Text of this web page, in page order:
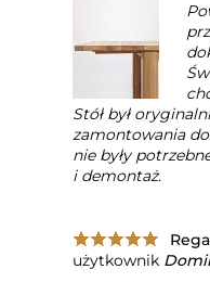
Stół był
zamontowania
nie były
i demontaż.
użytkownik